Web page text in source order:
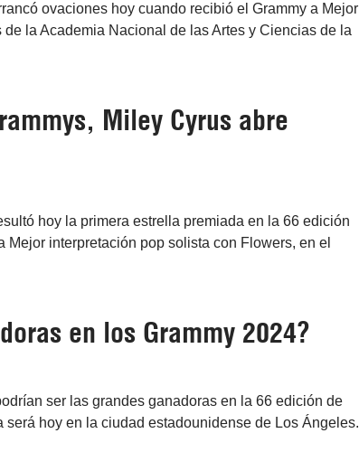
ovaciones hoy cuando recibió el Grammy a Mejor
la Academia Nacional de las Artes y Ciencias de la
Miley Cyrus abre
hoy la primera estrella premiada en la 66 edición
interpretación pop solista con Flowers, en el
en los Grammy 2024?
ser las grandes ganadoras en la 66 edición de
será hoy en la ciudad estadounidense de Los Ángeles.